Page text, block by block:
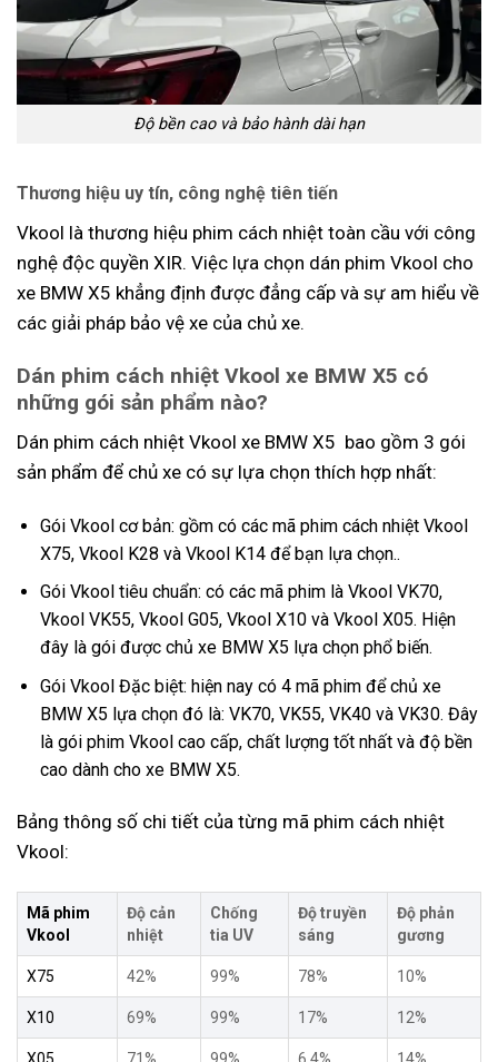
Độ bền cao và bảo hành dài hạn
Thương hiệu uy tín, công nghệ tiên tiến
Vkool là thương hiệu phim cách nhiệt toàn cầu với công
nghệ độc quyền XIR. Việc lựa chọn dán phim Vkool cho
xe BMW X5 khẳng định được đẳng cấp và sự am hiểu về
các giải pháp bảo vệ xe của chủ xe.
Dán phim cách nhiệt Vkool xe BMW X5 có
những gói sản phẩm nào?
Dán phim cách nhiệt Vkool xe BMW X5 bao gồm 3 gói
sản phẩm để chủ xe có sự lựa chọn thích hợp nhất:
Gói Vkool cơ bản: gồm có các mã phim cách nhiệt Vkool
X75, Vkool K28 và Vkool K14 để bạn lựa chọn..
Gói Vkool tiêu chuẩn: có các mã phim là Vkool VK70,
Vkool VK55, Vkool G05, Vkool X10 và Vkool X05. Hiện
đây là gói được chủ xe BMW X5 lựa chọn phổ biến.
Gói Vkool Đặc biệt: hiện nay có 4 mã phim để chủ xe
BMW X5 lựa chọn đó là: VK70, VK55, VK40 và VK30. Đây
là gói phim Vkool cao cấp, chất lượng tốt nhất và độ bền
cao dành cho xe BMW X5.
Bảng thông số chi tiết của từng mã phim cách nhiệt
Vkool:
Mã phim
Vkool
Độ cản
nhiệt
Chống
tia UV
Độ truyền
sáng
Độ phản
gương
X75 42% 99% 78% 10%
X10 69% 99% 17% 12%